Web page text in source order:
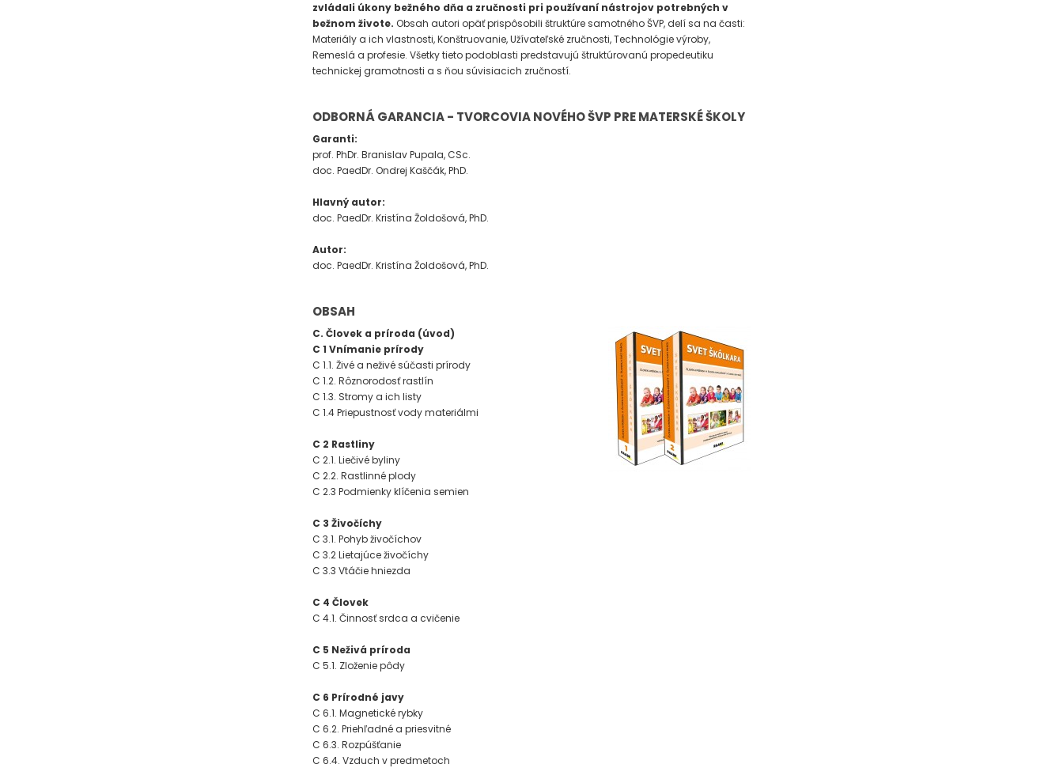
zvládali úkony bežného dňa a zručnosti pri používaní nástrojov potrebných v
bežnom živote. Obsah autori opäť prispôsobili štruktúre samotného ŠVP, delí sa na časti:
Materiály a ich vlastnosti, Konštruovanie, Užívateľské zručnosti, Technológie výroby,
Remeslá a profesie. Všetky tieto podoblasti predstavujú štruktúrovanú propedeutiku
technickej gramotnosti a s ňou súvisiacich zručností.
ODBORNÁ GARANCIA - TVORCOVIA NOVÉHO ŠVP PRE MATERSKÉ ŠKOLY
Garanti:
prof. PhDr. Branislav Pupala, CSc.
doc. PaedDr. Ondrej Kaščák, PhD.
Hlavný autor:
doc. PaedDr. Kristína Žoldošová, PhD.
Autor:
doc. PaedDr. Kristína Žoldošová, PhD.
OBSAH
C. Človek a príroda (úvod)
C 1 Vnímanie prírody
C 1.1. Živé a neživé súčasti prírody
C 1.2. Rôznorodosť rastlín
C 1.3. Stromy a ich listy
C 1.4 Priepustnosť vody materiálmi
C 2 Rastliny
C 2.1. Liečivé byliny
C 2.2. Rastlinné plody
C 2.3 Podmienky klíčenia semien
C 3 Živočíchy
C 3.1. Pohyb živočíchov
C 3.2 Lietajúce živočíchy
C 3.3 Vtáčie hniezda
C 4 Človek
C 4.1. Činnosť srdca a cvičenie
C 5 Neživá príroda
C 5.1. Zloženie pôdy
C 6 Prírodné javy
C 6.1. Magnetické rybky
C 6.2. Priehľadné a priesvitné
C 6.3. Rozpúšťanie
C 6.4. Vzduch v predmetoch